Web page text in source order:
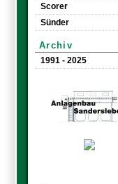
Scorer
Sünder
Archiv
1991 - 2025